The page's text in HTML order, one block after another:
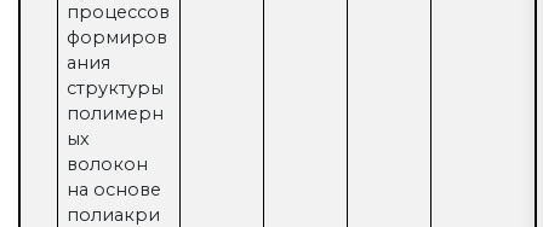
процессов
формиров
ания
структуры
полимерн
ых
волокон
на основе
полиакри